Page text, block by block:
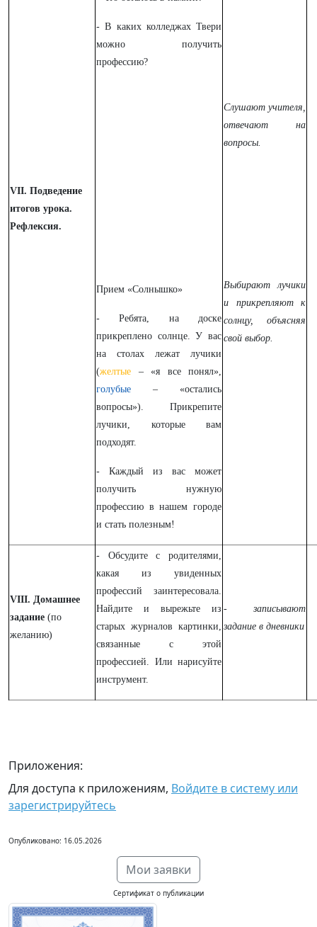
VII. Подведение
итогов урока.
Рефлексия.
- В каких колледжах Твери
можно получить
профессию?
Прием «Солнышко»
- Ребята, на доске
прикреплено солнце. У вас
на столах лежат лучики
(желтые – «я все понял»,
голубые – «остались
вопросы»). Прикрепите
лучики, которые вам
подходят.
- Каждый из вас может
получить нужную
профессию в нашем городе
и стать полезным!
Слушают учителя,
отвечают на
вопросы.
Выбирают лучики
и прикрепляют к
солнцу, объясняя
свой выбор.
VIII. Домашнее
задание (по
желанию)
- Обсудите с родителями,
какая из увиденных
профессий заинтересовала.
Найдите и вырежьте из
старых журналов картинки,
связанные с этой
профессией. Или нарисуйте
инструмент.
- записывают
задание в дневники
Приложения:
Для доступа к приложениям, Войдите в систему или
зарегистрируйтесь
Опубликовано: 16.05.2026
Мои заявки
Сертификат о публикации